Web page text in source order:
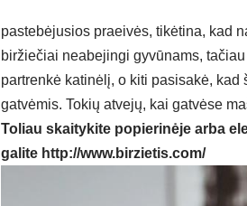
pastebėjusios praeivės, tikėtina, kad
biržiečiai neabejingi gyvūnams,
partrenkė katinėlį, o kiti pasisakė,
gatvėmis. Tokių atvejų, kai gatvėse
Toliau skaitykite popierinėje arba
galite http://www.birzietis.com/